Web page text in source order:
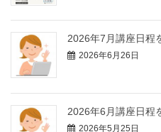
2026年7月講座日程
2026年6月26日
2026年6月講座日程
2026年5月25日